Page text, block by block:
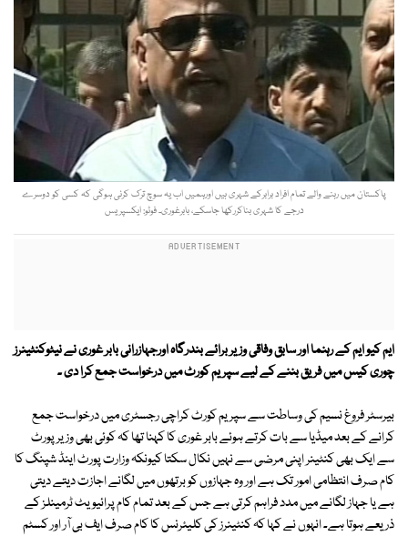
پاکستان میں رہنے والے تمام افراد برابرکے شہری ہیں اورہمیں اب یہ سوچ ترک کرنی ہوگی کہ کسی کو دوسرے
درجے کا شہری بناکررکھا جاسکے، بابرغوری۔ فوٹو: ایکسپریس
ایم کیو ایم کے رہنما اور سابق وفاقی وزیر برائے بندرگاہ اورجہازرانی بابر غوری نے نیٹوکنٹینرز
چوری کیس میں فریق بننے کے لیے سپریم کورٹ میں درخواست جمع کرا دی ۔
بیرسٹر فروغ نسیم کی وساطت سے سپریم کورٹ کراچی رجسٹری میں درخواست جمع
کرانے کے بعد میڈیا سے بات کرتے ہوئے بابر غوری کا کہنا تھا کہ کوئی بھی وزیر پورٹ
سے ایک بھی کنٹینر اپنی مرضی سے نہیں نکال سکتا کیونکہ وزارت پورٹ اینڈ شپنگ کا
کام صرف انتظامی امور تک ہے اور وہ جہازوں کو برتھوں میں لگانے اجازت دیتے دیتی
ہے یا جہاز لگانے میں مدد فراہم کرتی ہے جس کے بعد تمام کام پرائیویٹ ٹرمینلز کے
ذریعے ہوتا ہے۔ انہوں نے کہا کہ کنٹینرز کی کلیئرنس کا کام صرف ایف بی آر اور کسٹم